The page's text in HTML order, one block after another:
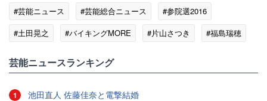
#芸能ニュース #芸能総合ニュース
#参院選2016
#土田晃之
#バイキングMORE #片山さつき #福島瑞穂
芸能ニュースランキング
1 池田直人 佐藤佳奈と電撃結婚